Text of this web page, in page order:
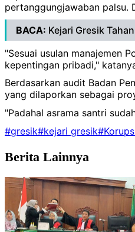
pertanggungjawaban palsu.
BACA: Kejari Gresik
"Sesuai usulan manajemen
kepentingan pribadi,"
Berdasarkan audit Badan
yang dilaporkan sebagai
"Padahal asrama santri
#gresik#kejari gresik
Berita Lainnya